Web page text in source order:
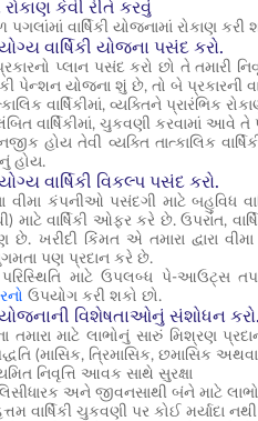
રોકાણ કેવી રીતે કરવું
વાર્ષિકી યોજનામાં રોકાણ કરી
વાર્ષિકી યોજના પસંદ કરો.
પ્લાન પસંદ કરો છો તે તમારી
પેન્શન યોજના શું છે, તો બે પ્રકારની
વાર્ષિકીમાં, વ્યક્તિને
વાર્ષિકીમાં, ચુકવણી કરવામાં
નજીક હોય તેવી વ્યક્તિ તાત્કાલિક
હોય.
વાર્ષિકી વિકલ્પ પસંદ કરો.
વીમા કંપનીઓ પસંદગી માટે બહુવિધ
માટે વાર્ષિકી ઓફર કરે છે. ઉપરાંત,
છે. ખરીદી કિંમત એ તમારા દ્વારા
પણ પ્રદાન કરે છે.
માટે ઉપલબ્ધ પે-આઉટ્સ
ઉપયોગ કરી શકો છો.
વિશેષતાઓનું સંશોધન કરો.
માટે લાભોનું સારું મિશ્રણ
(માસિક, ત્રિમાસિક, છમાસિક
નિવૃત્તિ આવક સાથે સુરક્ષા
અને જીવનસાથી બંને માટે લાભો
વાર્ષિકી ચુકવણી પર કોઈ મર્યાદા નથી